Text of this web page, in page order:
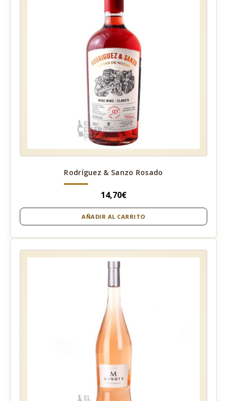
Rodríguez & Sanzo Rosado
14,70€
AÑADIR AL CARRITO